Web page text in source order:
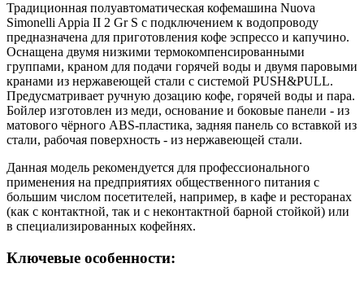
Традиционная полуавтоматическая кофемашина Nuova
Simonelli Appia II 2 Gr S с подключением к водопроводу
предназначена для приготовления кофе эспрессо и капучино.
Оснащена двумя низкими термокомпенсированными
группами, краном для подачи горячей воды и двумя паровыми
кранами из нержавеющей стали с системой PUSH&PULL.
Предусматривает ручную дозацию кофе, горячей воды и пара.
Бойлер изготовлен из меди, основание и боковые панели - из
матового чёрного ABS-пластика, задняя панель со вставкой из
стали, рабочая поверхность - из нержавеющей стали.
Данная модель рекомендуется для профессионального
применения на предприятиях общественного питания с
большим числом посетителей, например, в кафе и ресторанах
(как с контактной, так и с неконтактной барной стойкой) или
в специализированных кофейнях.
Ключевые особенности: